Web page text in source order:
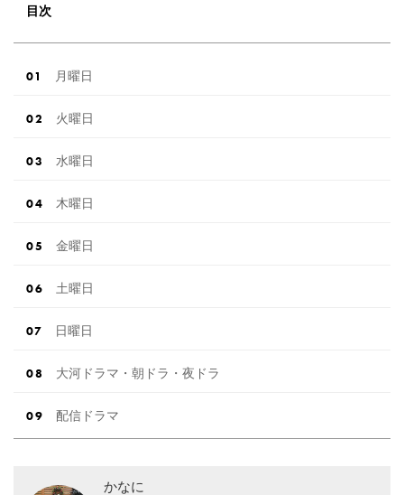
目次
月曜日
火曜日
水曜日
木曜日
金曜日
土曜日
日曜日
大河ドラマ・朝ドラ・夜ドラ
配信ドラマ
かなに